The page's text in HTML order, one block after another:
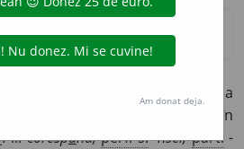
A fi conform (cu ceva), a
A fi în legătură sau în
corespund, perf. s. -nsei, part. -
Am donat deja.